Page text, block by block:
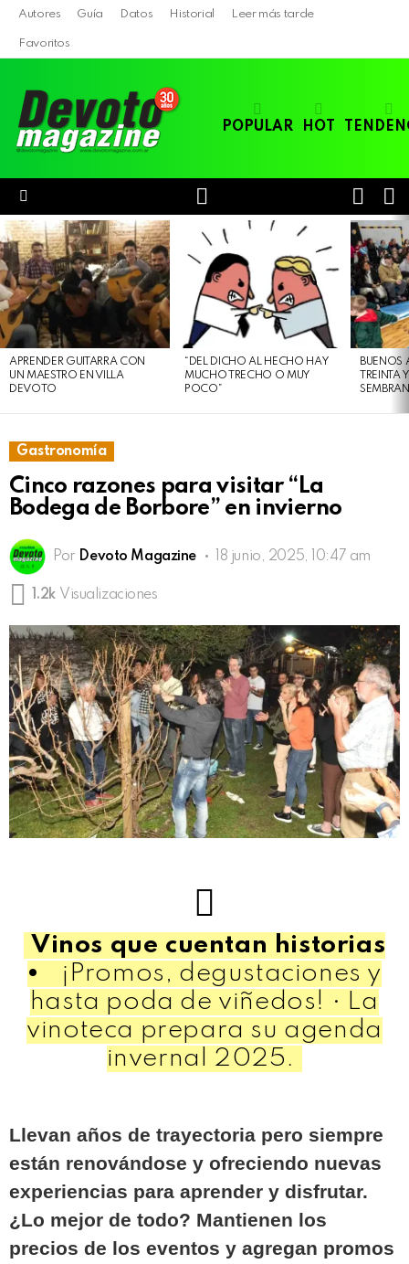
Autores Guía Datos Historial Leer más tarde
Favoritos
POPULAR HOT
SKIN
LATEST
STORIES
APRENDER GUITARRA CON
UN MAESTRO EN VILLA
DEVOTO
“DEL DICHO AL HECHO HAY
MUCHO TRECHO O MUY
POCO”
BUENOS
Gastronomía
Cinco razones para visitar “La
Bodega de Borbore” en invierno
Por Devoto Magazine 18 junio, 2025, 10:47 am
1.2k Visualizaciones
Vinos que cuentan historias
•
¡Promos, degustaciones y
hasta poda de viñedos! • La
vinoteca prepara su agenda
invernal 2025.
Llevan años de trayectoria pero siempre
están renovándose y ofreciendo nuevas
experiencias para aprender y disfrutar.
¿Lo mejor de todo? Mantienen los
precios de los eventos y agregan promos